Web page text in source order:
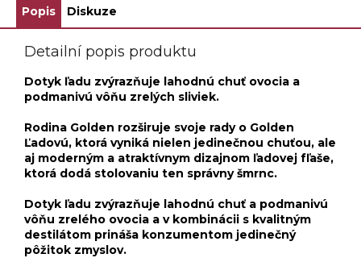
Popis Diskuze
Detailní popis produktu
Dotyk ľadu zvýrazňuje lahodnú chuť ovocia a
podmanivú vôňu zrelých sliviek.
Rodina Golden rozširuje svoje rady o Golden
Ľadovú, ktorá vyniká nielen jedinečnou chuťou, ale
aj moderným a atraktívnym dizajnom ľadovej fľaše,
ktorá dodá stolovaniu ten správny šmrnc.
Dotyk ľadu zvýrazňuje lahodnú chuť a podmanivú
vôňu zrelého ovocia a v kombinácii s kvalitným
destilátom prináša konzumentom jedinečný
pôžitok zmyslov.